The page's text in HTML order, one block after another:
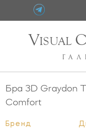
VISUAL C
Бра 3D Graydon
Comfort
Бренд